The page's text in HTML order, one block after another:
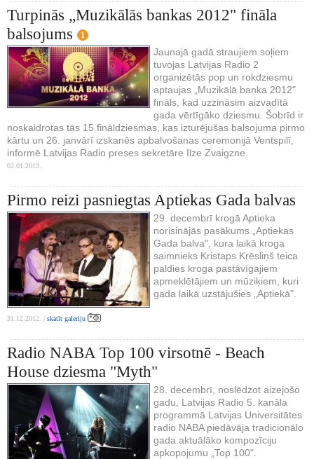
Turpinās „Muzikālās bankas 2012" fināla
balsojums
1
Jaunajā gadā straujiem soļiem
tuvojas Latvijas Radio 2
organizētās pop un rokdziesmu
aptaujas „Muzikālā banka 2012"
fināls, kad uzzināsim aizvadītā
gada vērtīgāko dziesmu. Šobrīd ir
noskaidrotas tās 15 fināldziesmas, kas izturējušas balsojuma pirmo
kārtu un 26. janvārī izskanēs apbalvošanas ceremonijā Ventspilī,
informē Latvijas Radio preses sekretāre Ilze Zvaigzne.
02.01.2013.
Pirmo reizi pasniegtas Aptiekas Gada balvas
29. decembrī krogā Aptieka
norisinājās pasākums „Aptiekas
Gada balva", kura laikā kroga
saimnieks Kristaps Krēsliņš teica
paldies kroga pastāvīgajiem
apmeklētājiem un mūziķiem, kuri
gada laikā uzstājušies „Aptiekā".
31.12.2012. | skatīt galeriju
Radio NABA Top 100 virsotnē - Beach
House dziesma "Myth"
28. decembrī, noslēdzot aizejošo
gadu, Latvijas Radio 5. kanāla
programmā Latvijas Universitātes
radio NABA piedāvāja tradicionālo
gada aktuālāko kompozīciju
apkopojumu „Top 100".